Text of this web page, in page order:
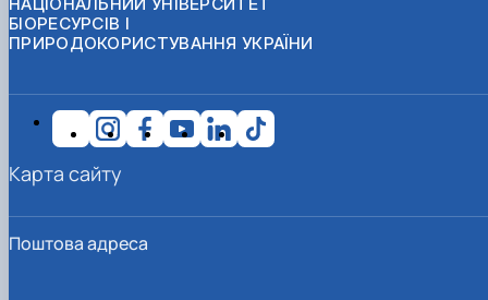
БІОРЕСУРСІВ І
ПРИРОДОКОРИСТУВАННЯ УКРАЇНИ
Поштова адреса
Карта сайту